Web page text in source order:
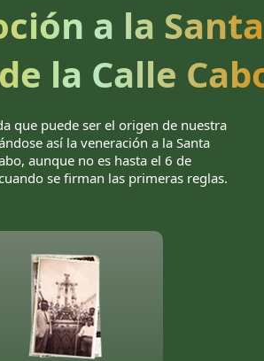
a la Santa
la Calle
que puede ser el origen de nuestra
así la veneración a la Santa
aunque no es hasta el 6 de
se firman las primeras reglas.